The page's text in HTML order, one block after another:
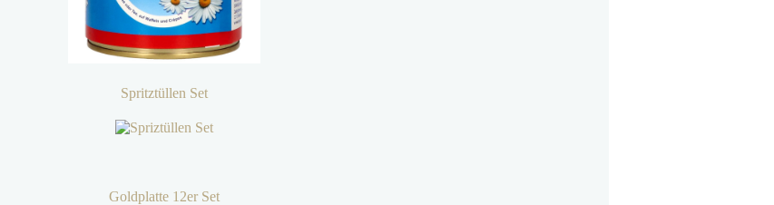
Spritztüllen Set
Goldplatte 12er Set